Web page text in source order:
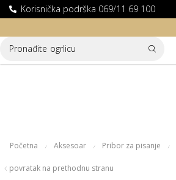
Korisnička podrška 069/11 69 100
DOSTAVA ZA KUPOVINE PREKO 10.000 RSD
Pronađite ogrlicu
Početna / Aksesoar / Pribor za pisanje /
povratak na prethodnu stranu